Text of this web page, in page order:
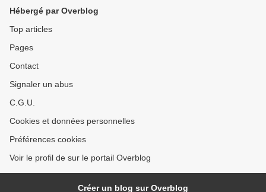
Hébergé par Overblog
Top articles
Pages
Contact
Signaler un abus
C.G.U.
Cookies et données personnelles
Préférences cookies
Voir le profil de sur le portail Overblog
Créer un blog sur Overblog